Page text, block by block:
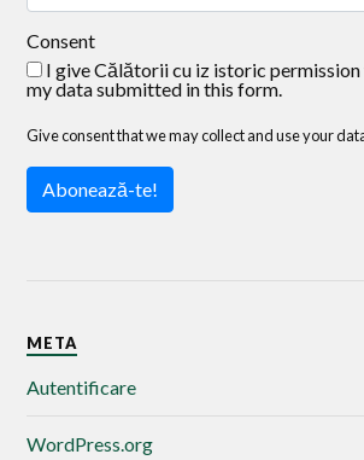
Consent
I give Călătorii cu iz istoric
my data submitted in this form.
Give consent that we may collect and use your
Abonează-te!
META
Autentificare
WordPress.org